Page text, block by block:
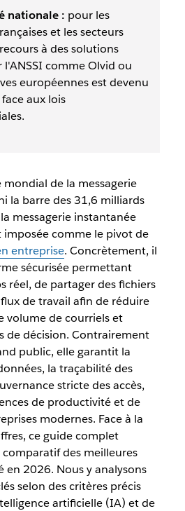
nationale : pour les
et les secteurs
à des solutions
l'ANSSI comme Olvid ou
européennes est devenu
aux lois
de la messagerie
la barre des 31,6 milliards
messagerie instantanée
imposée comme le pivot de
entreprise. Concrètement, il
sécurisée permettant
réel, de partager des fichiers
de travail afin de réduire
volume de courriels et
de décision. Contrairement
public, elle garantit la
la traçabilité des
stricte des accès,
de productivité et de
modernes. Face à la
ce guide complet
des meilleures
en 2026. Nous y analysons
selon des critères précis
artificielle (IA) et de